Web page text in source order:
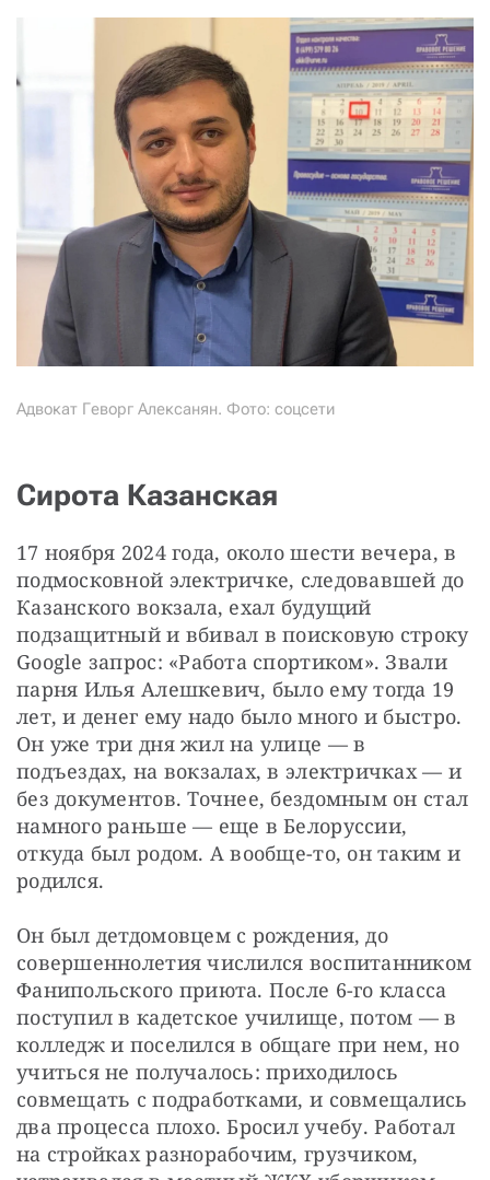
Адвокат Геворг Алексанян. Фото: соцсети
Сирота Казанская
17 ноября 2024 года, около шести вечера, в
подмосковной электричке, следовавшей до
Казанского вокзала, ехал будущий
подзащитный и вбивал в поисковую строку
Google запрос: «Работа спортиком». Звали
парня Илья Алешкевич, было ему тогда 19
лет, и денег ему надо было много и быстро.
Он уже три дня жил на улице — в
подъездах, на вокзалах, в электричках — и
без документов. Точнее, бездомным он стал
намного раньше — еще в Белоруссии,
откуда был родом. А вообще-то, он таким и
родился.
Он был детдомовцем с рождения, до
совершеннолетия числился воспитанником
Фанипольского приюта. После 6-го класса
поступил в кадетское училище, потом — в
колледж и поселился в общаге при нем, но
учиться не получалось: приходилось
совмещать с подработками, и совмещались
два процесса плохо. Бросил учебу. Работал
на стройках разнорабочим, грузчиком,